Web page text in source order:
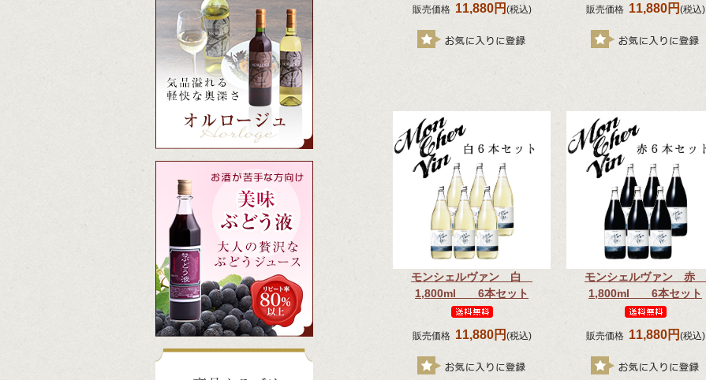
販売価格 11,880円 (税込) 販売価格 11,880円 (税込)
モンシェルヴァン 白
1,800ml 6本セット
販売価格 11,880円 (税込)
モンシェルヴァン 赤
1,800ml 6本セット
販売価格 11,880円 (税込)